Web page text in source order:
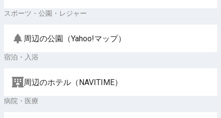
スポーツ・公園・レジャー
周辺の公園（Yahoo!マップ）
宿泊・入浴
周辺のホテル（NAVITIME）
病院・医療